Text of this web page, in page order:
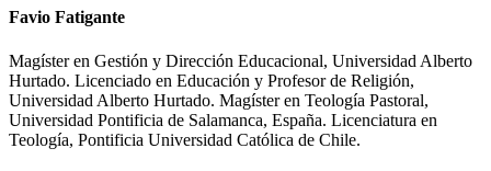
Favio Fatigante
Magíster en Gestión y Dirección Educacional, Universidad Alberto
Hurtado. Licenciado en Educación y Profesor de Religión,
Universidad Alberto Hurtado. Magíster en Teología Pastoral,
Universidad Pontificia de Salamanca, España. Licenciatura en
Teología, Pontificia Universidad Católica de Chile.